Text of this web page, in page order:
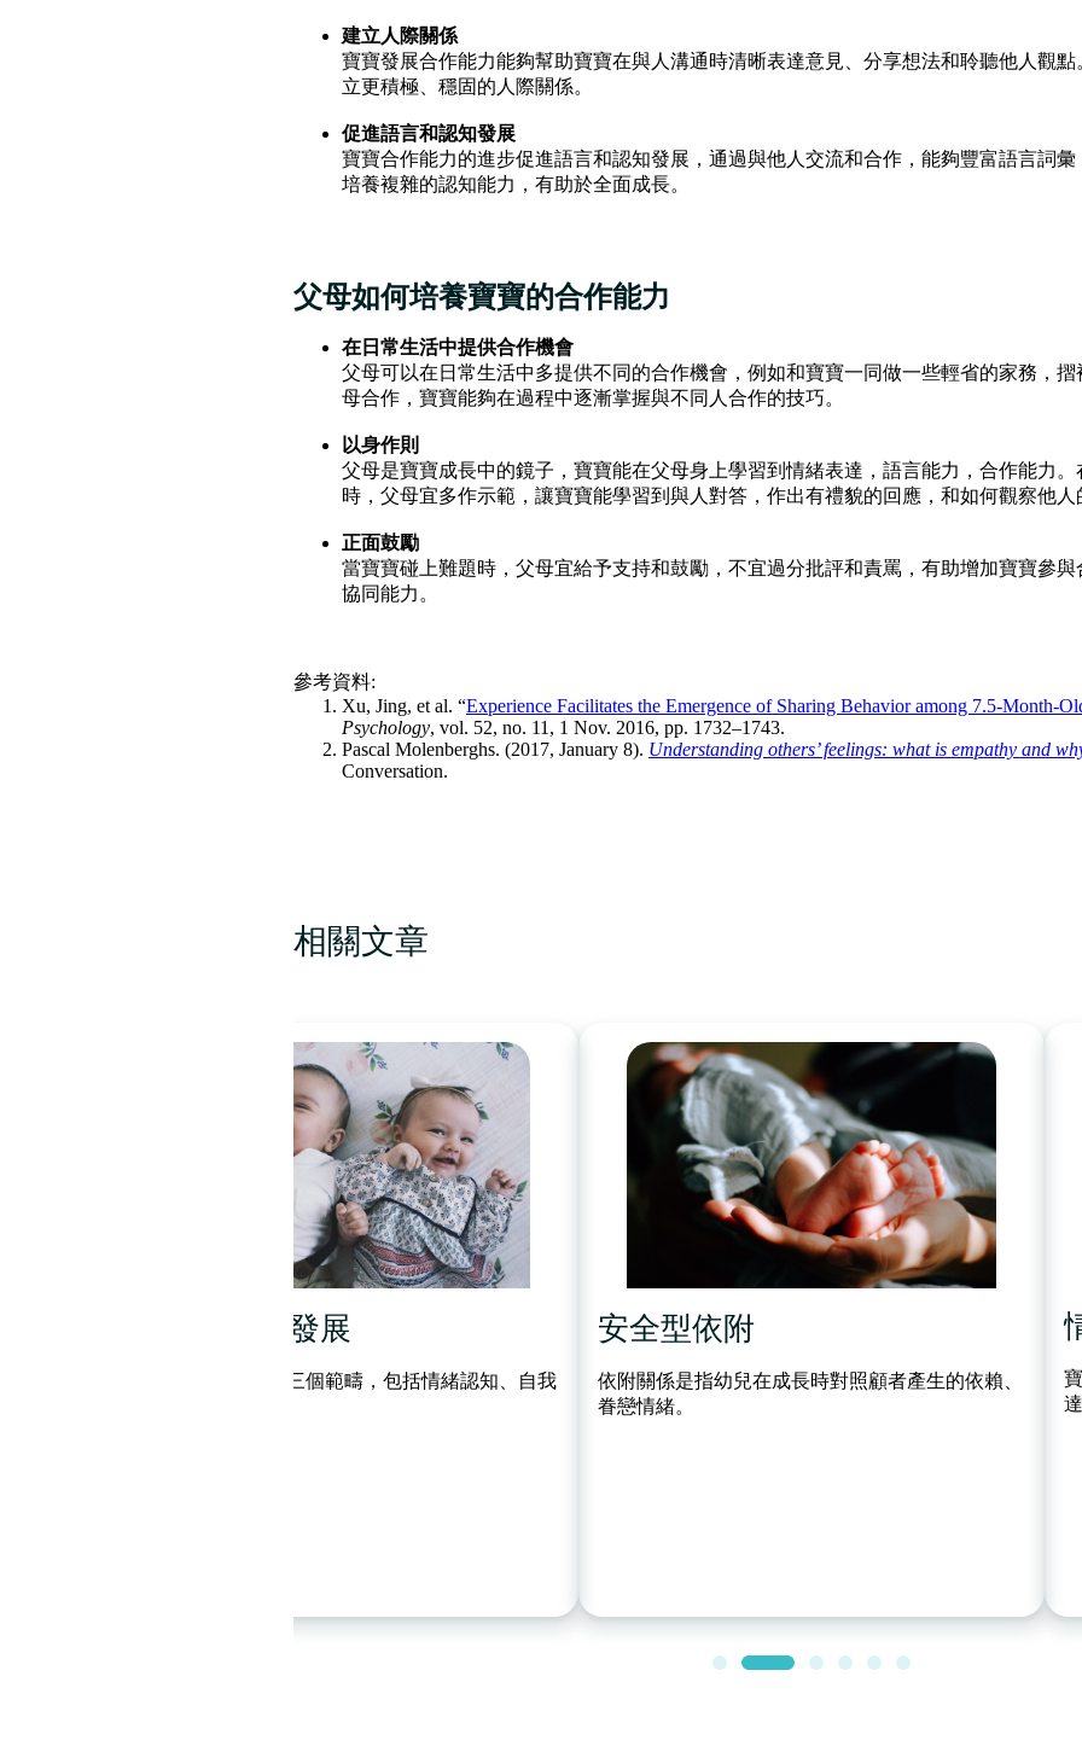
建立人際關係
寶寶發展合作能力能夠幫助寶寶在與人溝通時清晰表達意見、分享想法和聆聽他人觀
立更積極、穩固的人際關係。
促進語言和認知發展
寶寶合作能力的進步促進語言和認知發展，通過與他人交流和合作，能夠豐富語言詞
培養複雜的認知能力，有助於全面成長。
父母如何培養寶寶的合作能力
在日常生活中提供合作機會
父母可以在日常生活中多提供不同的合作機會，例如和寶寶一同做一些輕省的家務，
母合作，寶寶能夠在過程中逐漸掌握與不同人合作的技巧。
以身作則
父母是寶寶成長中的鏡子，寶寶能在父母身上學習到情緒表達，語言能力，合作能力
時，父母宜多作示範，讓寶寶能學習到與人對答，作出有禮貌的回應，和如何觀察他
正面鼓勵
當寶寶碰上難題時，父母宜給予支持和鼓勵，不宜過分批評和責罵，有助增加寶寶參
協同能力。
參考資料:
Xu, Jing, et al. “Experience Facilitates the Emergence of Sharing Behavior among 7.5-Month-
Psychology, vol. 52, no. 11, 1 Nov. 2016, pp. 1732–1743.
Pascal Molenberghs. (2017, January 8). Understanding others’ feelings: what is empathy and
Conversation.
相關文章
依附關係是指幼兒在成長時對照顧者產生的依賴、
情緒表達
寶寶初期主要透過面部表情、聲音和身體語言來表
達情緒。